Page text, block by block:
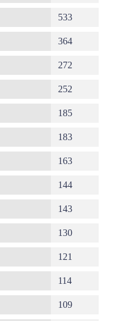
533
364
272
252
185
183
163
144
143
130
121
114
109